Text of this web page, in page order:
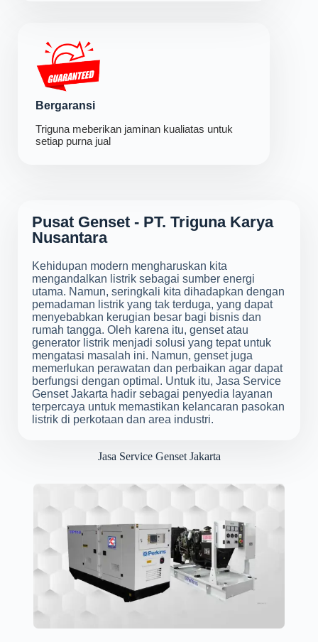
Bergaransi
Triguna meberikan jaminan kualiatas untuk
setiap purna jual
Pusat Genset - PT. Triguna Karya
Nusantara
Kehidupan modern mengharuskan kita
mengandalkan listrik sebagai sumber energi
utama. Namun, seringkali kita dihadapkan dengan
pemadaman listrik yang tak terduga, yang dapat
menyebabkan kerugian besar bagi bisnis dan
rumah tangga. Oleh karena itu, genset atau
generator listrik menjadi solusi yang tepat untuk
mengatasi masalah ini. Namun, genset juga
memerlukan perawatan dan perbaikan agar dapat
berfungsi dengan optimal. Untuk itu, Jasa Service
Genset Jakarta hadir sebagai penyedia layanan
terpercaya untuk memastikan kelancaran pasokan
listrik di perkotaan dan area industri.
Jasa Service Genset Jakarta